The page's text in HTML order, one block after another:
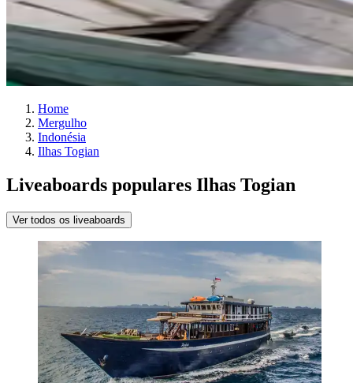
Home
Mergulho
Indonésia
Ilhas Togian
Liveaboards populares Ilhas Togian
Ver todos os liveaboards